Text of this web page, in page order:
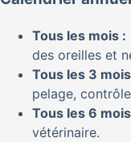
Tous les mois :
des oreilles et
Tous les 3
pelage,
Tous les 6
vétérinaire.